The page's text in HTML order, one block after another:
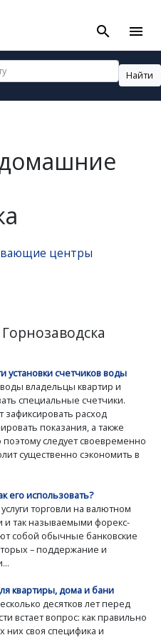
search menu
Найти
центры
установки счетчиков воды
владельцы квартир и
специальные счетчики.
расход
показания, а также
следует своевременно
существенно сэкономить в
его использовать?
торговли на валютном
так называемыми форекс-
собой обычные банковские
– поддержание и
квартиры, дома и бани
десятков лет перед
встает вопрос: как правильно
них своя специфика и